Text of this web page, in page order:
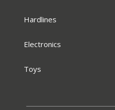
Hardlines
Electronics
Toys